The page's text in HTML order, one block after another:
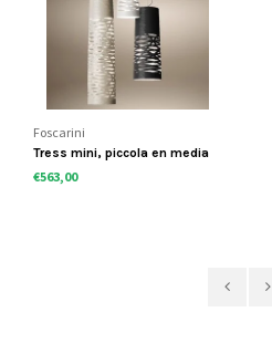
Foscarini
Tress mini, piccola en media
hanglamp
€563,00